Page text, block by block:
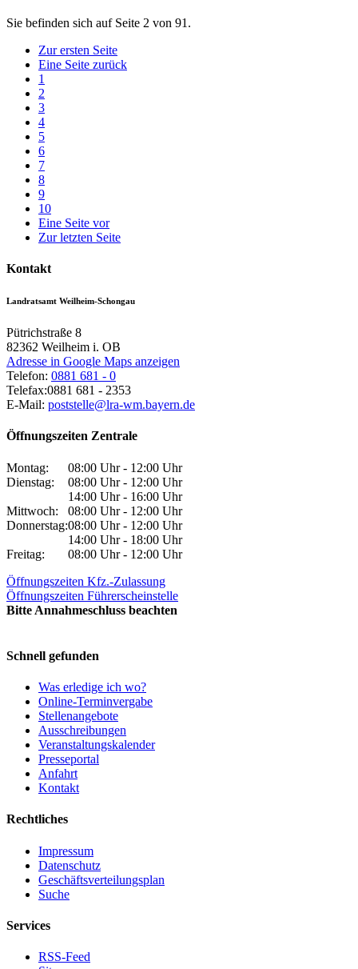
Sie befinden sich auf Seite 2 von 91.
Zur ersten Seite
Eine Seite zurück
1
2
3
4
5
6
7
8
9
10
Eine Seite vor
Zur letzten Seite
Kontakt
Landratsamt Weilheim-Schongau
Pütrichstraße 8
82362 Weilheim i. OB
Adresse in Google Maps anzeigen
Telefon: 0881 681 - 0
Telefax:0881 681 - 2353
E-Mail: poststelle@lra-wm.bayern.de
Öffnungszeiten Zentrale
Montag:
08:00 Uhr - 12:00 Uhr
Dienstag:
08:00 Uhr - 12:00 Uhr
14:00 Uhr - 16:00 Uhr
Mittwoch:
08:00 Uhr - 12:00 Uhr
Donnerstag:08:00 Uhr - 12:00 Uhr
14:00 Uhr - 18:00 Uhr
Freitag:
08:00 Uhr - 12:00 Uhr
Öffnungszeiten Kfz.-Zulassung
Öffnungszeiten Führerscheinstelle
Bitte Annahmeschluss beachten
Schnell gefunden
Was erledige ich wo?
Online-Terminvergabe
Stellenangebote
Ausschreibungen
Veranstaltungskalender
Presseportal
Anfahrt
Kontakt
Rechtliches
Impressum
Datenschutz
Geschäftsverteilungsplan
Suche
Services
RSS-Feed